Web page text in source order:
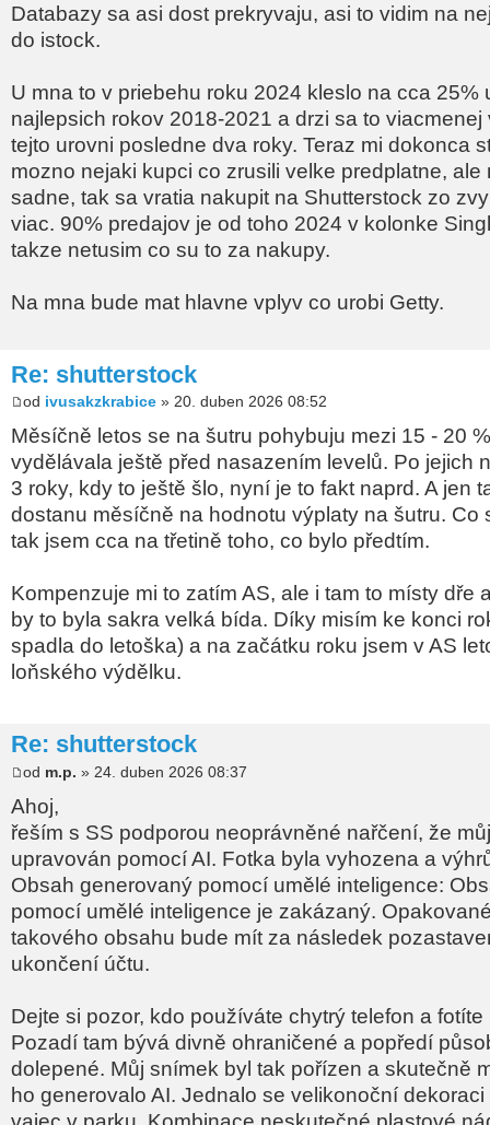
Databazy sa asi dost prekryvaju, asi to vidim na
do istock.
U mna to v priebehu roku 2024 kleslo na cca 25%
najlepsich rokov 2018-2021 a drzi sa to viacmenej
tejto urovni posledne dva roky. Teraz mi dokonca
mozno nejaki kupci co zrusili velke predplatne, ale
sadne, tak sa vratia nakupit na Shutterstock zo
viac. 90% predajov je od toho 2024 v kolonke
takze netusim co su to za nakupy.
Na mna bude mat hlavne vplyv co urobi Getty.
Re: shutterstock
od ivusakzkrabice » 20. duben 2026 08:52
Měsíčně letos se na šutru pohybuju mezi 15 - 20
vydělávala ještě před nasazením levelů. Po jejich
3 roky, kdy to ještě šlo, nyní je to fakt naprd. A jen
dostanu měsíčně na hodnotu výplaty na šutru. Co
tak jsem cca na třetině toho, co bylo předtím.
Kompenzuje mi to zatím AS, ale i tam to místy dře
by to byla sakra velká bída. Díky misím ke konci
spadla do letoška) a na začátku roku jsem v AS
loňského výdělku.
Re: shutterstock
od m.p. » 24. duben 2026 08:37
Ahoj,
řeším s SS podporou neoprávněné nařčení, že
upravován pomocí AI. Fotka byla vyhozena a
Obsah generovaný pomocí umělé inteligence:
pomocí umělé inteligence je zakázaný.
takového obsahu bude mít za následek
ukončení účtu.
Dejte si pozor, kdo používáte chytrý telefon a fotíte
Pozadí tam bývá divně ohraničené a popředí
dolepené. Můj snímek byl tak pořízen a skutečně
ho generovalo AI. Jednalo se velikonoční